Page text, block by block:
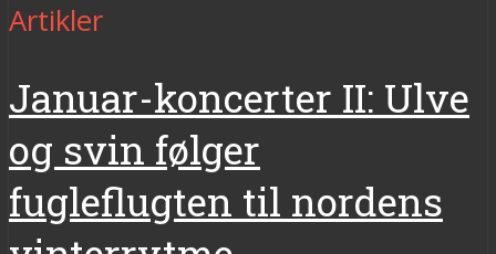
Artikler
Januar-koncerter II: Ulve
og svin følger
fugleflugten til nordens